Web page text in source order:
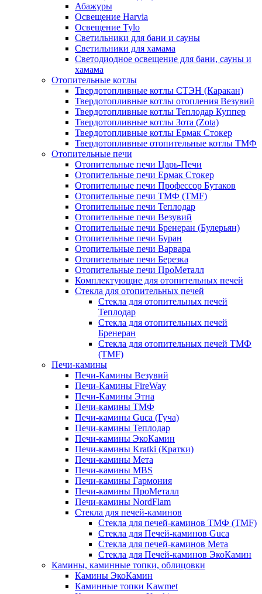
Абажуры
Освещение Harvia
Освещение Tylo
Светильники для бани и сауны
Светильники для хамама
Светодиодное освещение для бани, сауны и
хамама
Отопительные котлы
Твердотопливные котлы СТЭН (Каракан)
Твердотопливные котлы отопления Везувий
Твердотопливные котлы Теплодар Куппер
Твердотопливные котлы Зота (Zota)
Твердотопливные котлы Ермак Стокер
Твердотопливные отопительные котлы ТМФ
Отопительные печи
Отопительные печи Царь-Печи
Отопительные печи Ермак Стокер
Отопительные печи Профессор Бутаков
Отопительные печи ТМФ (TMF)
Отопительные печи Теплодар
Отопительные печи Везувий
Отопительные печи Бренеран (Булерьян)
Отопительные печи Буран
Отопительные печи Варвара
Отопительные печи Березка
Отопительные печи ПроМеталл
Комплектующие для отопительных печей
Стекла для отопительных печей
Стекла для отопительных печей
Теплодар
Стекла для отопительных печей
Бренеран
Стекла для отопительных печей ТМФ
(TMF)
Печи-камины
Печи-Камины Везувий
Печи-Камины FireWay
Печи-Камины Этна
Печи-камины ТМФ
Печи-камины Guca (Гуча)
Печи-камины Теплодар
Печи-камины ЭкоКамин
Печи-камины Kratki (Кратки)
Печи-камины Мета
Печи-камины MBS
Печи-камины Гармония
Печи-камины ПроМеталл
Печи-камины NordFlam
Стекла для печей-каминов
Стекла для печей-каминов ТМФ (TMF)
Стекла для Печей-каминов Guca
Стекла для печей-каминов Мета
Стекла для Печей-каминов ЭкоКамин
Камины, каминные топки, облицовки
Камины ЭкоКамин
Каминные топки Kawmet